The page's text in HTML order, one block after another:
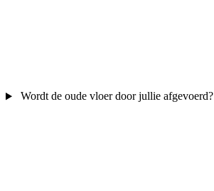
Wordt de oude vloer door jullie afgevoerd?